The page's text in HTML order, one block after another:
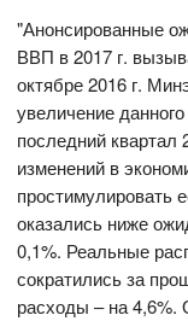
"Анонсированные
ВВП в 2017 г.
октябре 2016 г.
увеличение
последний квартал
изменений в
простимулировать
оказались ниже
0,1%. Реальные
сократились за
расходы – на 4,6%.